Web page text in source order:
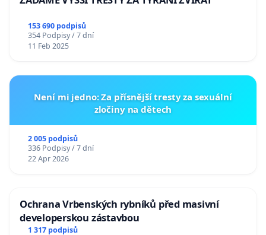
153 690 podpisů
354 Podpisy / 7 dní
11 Feb 2025
Není mi jedno: Za přísnější tresty za sexuální
zločiny na dětech
2 005 podpisů
336 Podpisy / 7 dní
22 Apr 2026
Ochrana Vrbenských rybníků před masivní
developerskou zástavbou
1 317 podpisů